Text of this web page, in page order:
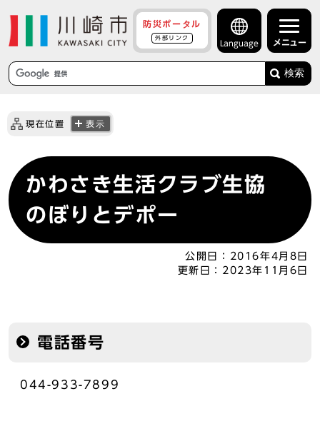
防災ポータル
外部リンク
Language メニュー
検索
現在位置 表示
かわさき生活クラブ生協
のぼりとデポー
公開日：
2016年4月8日
更新日： 2023年11月6日
電話番号
044-933-7899